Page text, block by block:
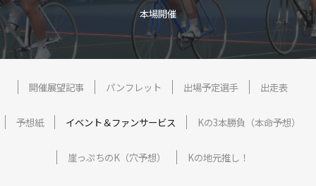
地元選手
お問い合わせ
開催日程
本場開催
開催展望記事
施設ガイド
本場開催
開催展望記事 パンフレット 出場予定選手 出走表
予想紙 イベント＆ファンサービス Kの3本勝負（本命予想）
崖っぷちのK（穴予想） Kの地元推し！